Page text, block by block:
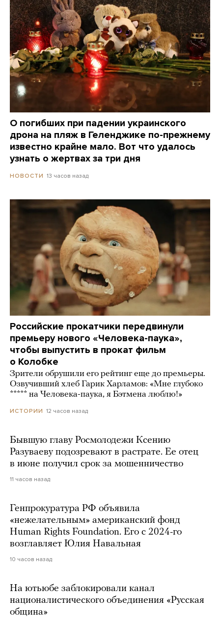
О погибших при падении украинского
дрона на пляж в Геленджике по-прежнему
известно крайне мало. Вот что удалось
узнать о жертвах за три дня
НОВОСТИ 13 часов назад
Российские прокатчики передвинули
премьеру нового «Человека-паука»,
чтобы выпустить в прокат фильм
о Колобке
Зрители обрушили его рейтинг еще до премьеры.
Озвучивший хлеб Гарик Харламов: «Мне глубоко
***** на Человека-паука, я Бэтмена люблю!»
ИСТОРИИ 12 часов назад
Бывшую главу Росмолодежи Ксению
Разуваеву подозревают в растрате. Ее отец
в июне получил срок за мошенничество
11 часов назад
Генпрокуратура РФ объявила
«нежелательным» американский фонд
Human Rights Foundation. Его с 2024-го
возглавляет Юлия Навальная
10 часов назад
На ютьюбе заблокировали канал
националистического объединения «Русская
община»